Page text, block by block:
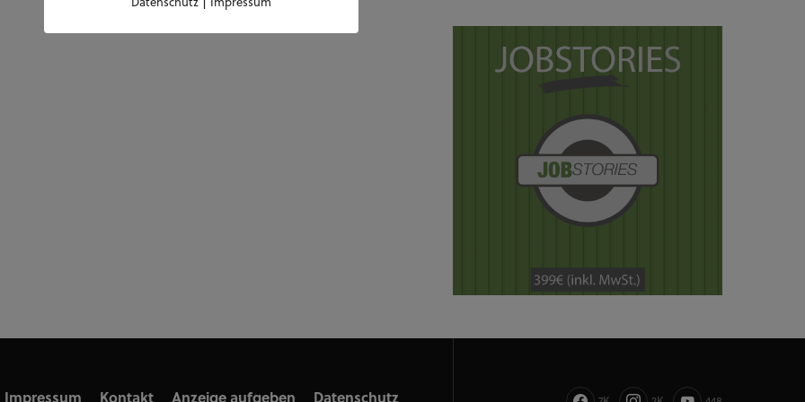
Impressum Kontakt Anzeige aufgeben Datenschutz